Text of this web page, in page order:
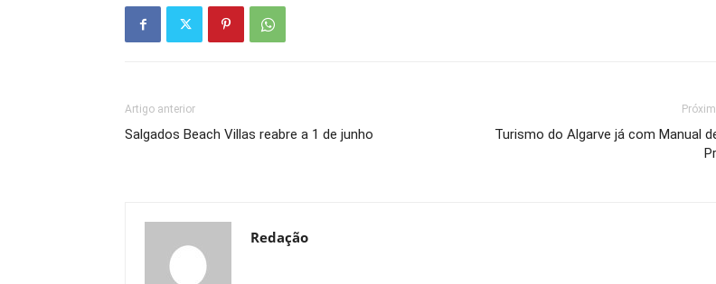
Artigo anterior
Salgados Beach Villas reabre a 1 de junho
Turismo do Algarve já com Manual
Redação